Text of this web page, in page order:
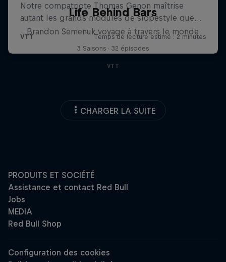
Life Behind Bars
Brandon Semenuk voyage à travers le monde
3 Saisons · 32 épisodes
VTT
CHARGER LA SUITE